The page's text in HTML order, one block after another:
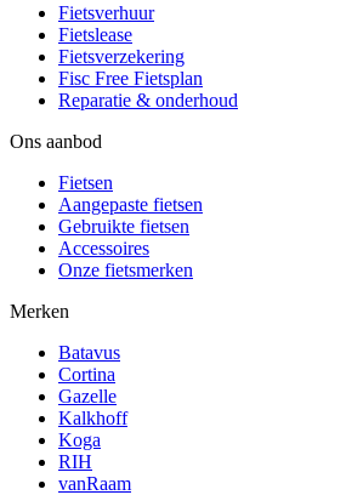
Fietsverhuur
Fietslease
Fietsverzekering
Fisc Free Fietsplan
Reparatie & onderhoud
Ons aanbod
Fietsen
Aangepaste fietsen
Gebruikte fietsen
Accessoires
Onze fietsmerken
Merken
Batavus
Cortina
Gazelle
Kalkhoff
Koga
RIH
vanRaam